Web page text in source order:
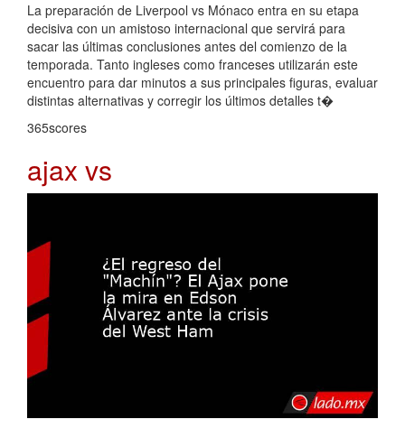
La preparación de Liverpool vs Mónaco entra en su etapa
decisiva con un amistoso internacional que servirá para
sacar las últimas conclusiones antes del comienzo de la
temporada. Tanto ingleses como franceses utilizarán este
encuentro para dar minutos a sus principales figuras, evaluar
distintas alternativas y corregir los últimos detalles t�
365scores
ajax vs